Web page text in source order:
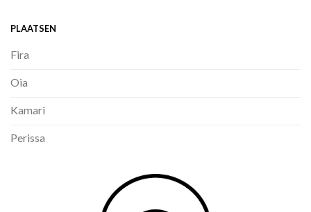
PLAATSEN
Fira
Oia
Kamari
Perissa